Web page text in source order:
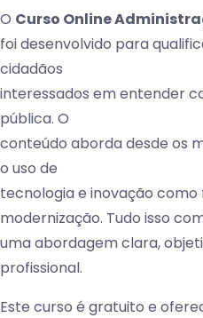
O Curso Online
foi desenvolvido para
cidadãos
interessados em entender
pública. O
conteúdo aborda desde os
o uso de
tecnologia e inovação
modernização. Tudo isso
uma abordagem clara,
profissional.
Este curso é gratuito e